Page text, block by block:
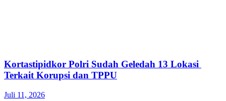
Kortastipidkor Polri Sudah Geledah 13 Lokasi
Terkait Korupsi dan TPPU
Juli 11, 2026